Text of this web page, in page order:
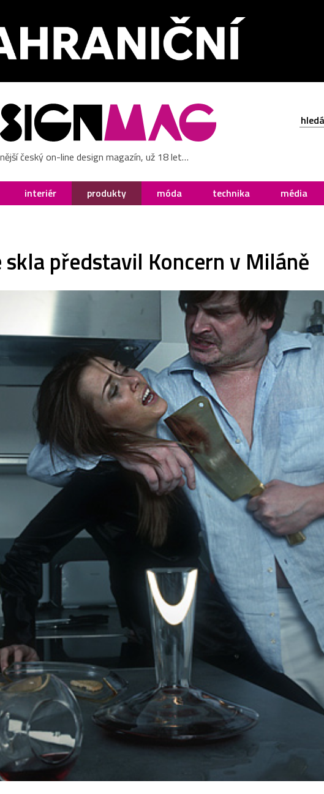
český on-line design magazín, už 18 let…
interiér produkty móda technika média
skla představil Koncern v Miláně